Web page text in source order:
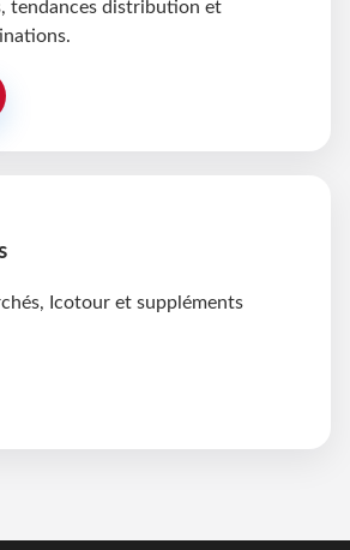
tendances distribution et
Icotour et suppléments